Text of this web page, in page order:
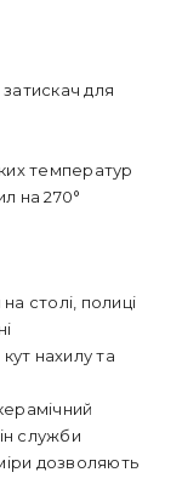
для
температур
на 270°
столі, полиці
нахилу та
служби
дозволяють